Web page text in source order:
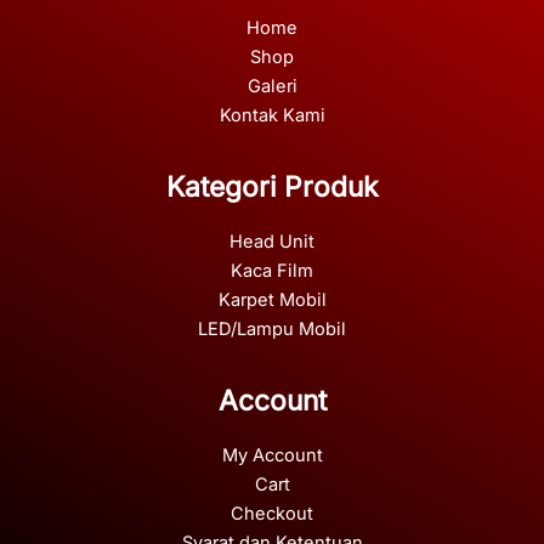
Home
Shop
Galeri
Kontak Kami
Kategori Produk
Head Unit
Kaca Film
Karpet Mobil
LED/Lampu Mobil
Account
My Account
Cart
Checkout